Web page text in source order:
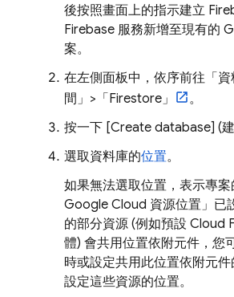
後按照畫面上的指示建立
Firebase 服務新增至現有的
案。
在左側面板中，依序前往「
間」 >「Firestore」
。
按一下 [Create database] (
選取資料庫的位置。
如果無法選取位置，表示專案
Google Cloud 資源位置」 已
的部分資源 (例如預設 Cloud
體) 會共用位置依附元件，您
時或設定共用此位置依附元件
設定這些資源的位置。